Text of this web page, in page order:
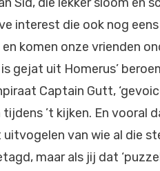
interest die ook nog
en komen onze vrienden
gejat uit Homerus’
Captain Gutt,
’t kijken. En vooral
uitvogelen van wie al die
maar als jij dat